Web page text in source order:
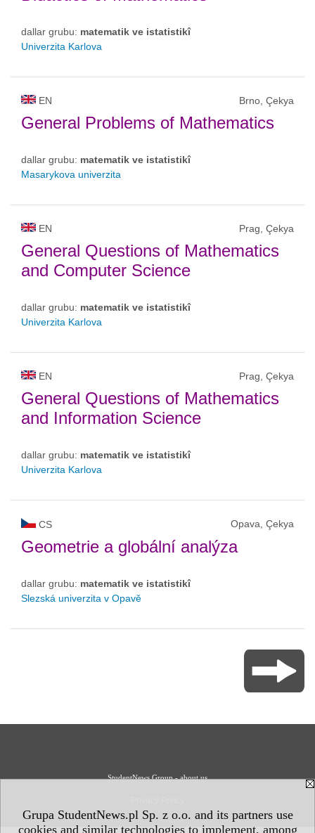
Grupa StudentNews.pl Sp. z o.o. and its partners use
cookies and similar technologies to implement, among
dallar grubu: matematik ve istatistikî
Univerzita Karlova
EN Brno, Çekya
General Problems of Mathematics
dallar grubu: matematik ve istatistikî
Masarykova univerzita
EN Prag, Çekya
General Questions of Mathematics
and Computer Science
dallar grubu: matematik ve istatistikî
Univerzita Karlova
EN Prag, Çekya
General Questions of Mathematics
and Information Science
dallar grubu: matematik ve istatistikî
Univerzita Karlova
CS Opava, Çekya
Geometrie a globální analýza
dallar grubu: matematik ve istatistikî
Slezská univerzita v Opavě
StudentNews Group - about us